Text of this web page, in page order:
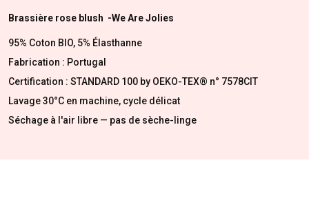
Brassière rose blush -We Are Jolies
95% Coton BIO, 5% Élasthanne
Fabrication : Portugal
Certification : STANDARD 100 by OEKO-TEX® n° 7578CIT
Lavage 30°C en machine, cycle délicat
Séchage à l'air libre — pas de sèche-linge